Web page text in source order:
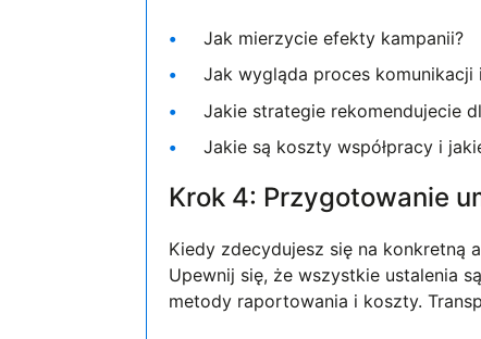
Jak mierzycie efekty kampanii?
Jak wygląda proces
Jakie strategie rekomendujecie
Jakie są koszty współpracy i
Krok 4: Przygotowanie
Kiedy zdecydujesz się na konkretną
Upewnij się, że wszystkie ustalenia
metody raportowania i koszty.